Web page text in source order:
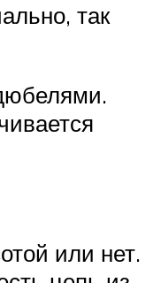
так
или нет.